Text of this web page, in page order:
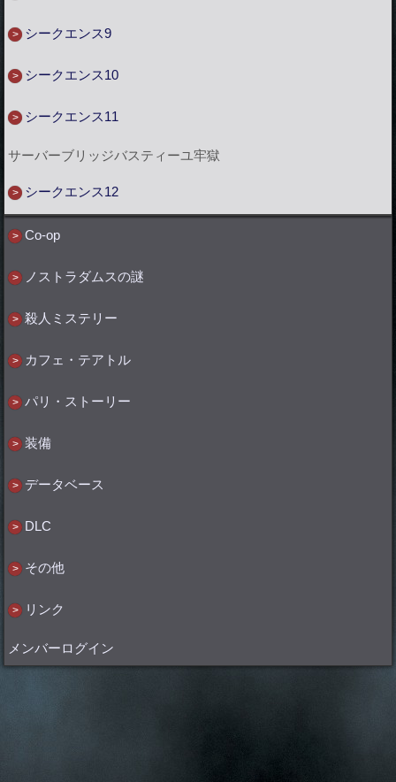
シークエンス9
シークエンス10
シークエンス11
サーバーブリッジバスティーユ牢獄
シークエンス12
Co-op
ノストラダムスの謎
殺人ミステリー
カフェ・テアトル
パリ・ストーリー
装備
データベース
DLC
その他
リンク
メンバーログイン